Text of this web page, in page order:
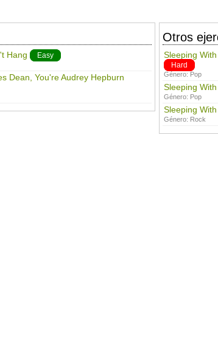
Hang Easy
Dean, You're Audrey Hepburn
Otros
Sleeping
Hard
Género: Pop
Sleeping
Género: Pop
Sleeping
Género: Rock